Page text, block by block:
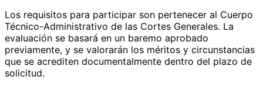
Los requisitos para participar son pertenecer al Cuerpo
Técnico-Administrativo de las Cortes Generales. La
evaluación se basará en un baremo aprobado
previamente, y se valorarán los méritos y circunstancias
que se acrediten documentalmente dentro del plazo de
solicitud.